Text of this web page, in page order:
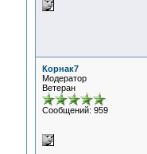
Корнак7
Модератор
Ветеран
Сообщений: 959